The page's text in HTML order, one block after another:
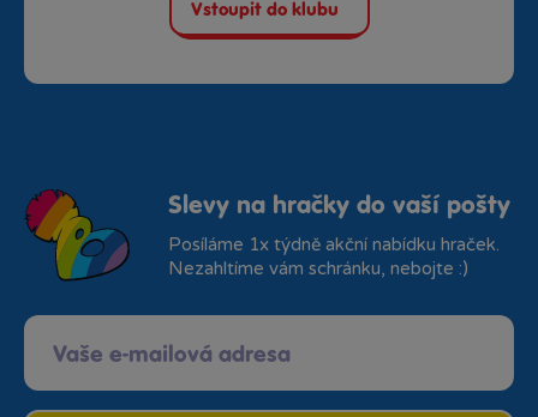
Vstoupit do klubu
Slevy na hračky do vaší pošty
Posíláme 1x týdně akční nabídku hraček.
Nezahltíme vám schránku, nebojte :)